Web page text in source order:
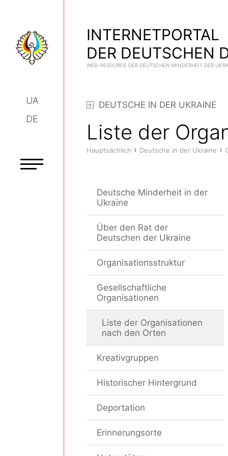
UA
DE
INTERNETPORTAL
DER DEUTSCHEN
WEB-RESOURCE DER DEUTSCHEN MINDERHEIT DER
DEUTSCHE IN DER UKRAINE
Liste der
Hauptsächlich › Deutsche in der Ukraine ›
Deutsche Minderheit in der
Ukraine
Über den Rat der
Deutschen der Ukraine
Organisationsstruktur
Gesellschaftliche
Organisationen
Liste der Organisationen
nach den Orten
Kreativgruppen
Historischer Hintergrund
Deportation
Erinnerungsorte